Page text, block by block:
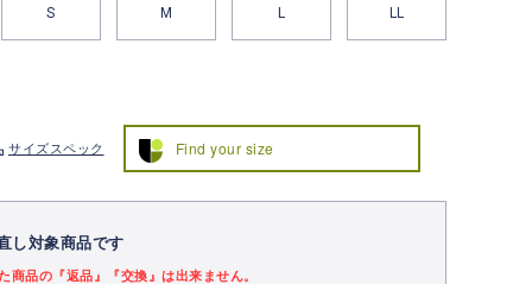
S M L LL
サイズスペック Find your size
し対象商品です
商品の『返品』『交換』は出来ません。